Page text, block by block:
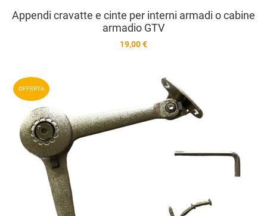
Appendi cravatte e cinte per interni armadi o cabine
armadio GTV
19,00 €
OFFERTA